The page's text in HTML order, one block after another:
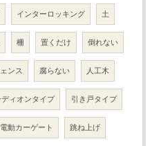
インターロッキング 土
柵 置くだけ 倒れない
ンス 腐らない 人工木
ディオンタイプ 引き戸タイプ
電動カーゲート 跳ね上げ